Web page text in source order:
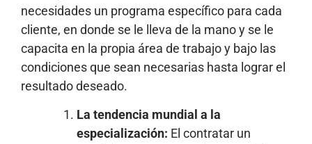
necesidades un programa específico para cada
cliente, en donde se le lleva de la mano y se le
capacita en la propia área de trabajo y bajo las
condiciones que sean necesarias hasta lograr el
resultado deseado.
La tendencia mundial a la
especialización: El contratar un